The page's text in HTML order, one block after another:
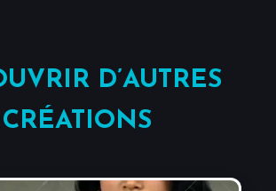
D’AUTRES
CRÉATIONS